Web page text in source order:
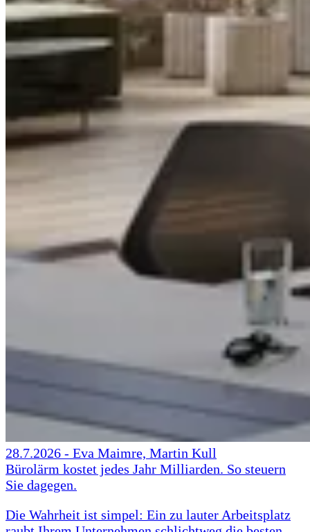
28.7.2026 - Eva Maimre, Martin Kull
Bürolärm kostet jedes Jahr Milliarden. So steuern
Sie dagegen.
Die Wahrheit ist simpel: Ein zu lauter Arbeitsplatz